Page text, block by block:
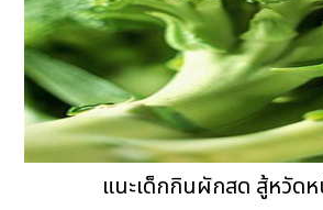
แนะเด็กกินผักสด สู้หวัดห